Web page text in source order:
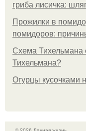
гриба лисичка:
Прожилки в
помидоров:
Схема Тихельмана
Тихельмана?
Огурцы кусочками